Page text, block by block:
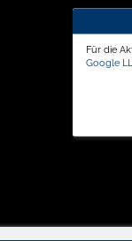
Für die
Google